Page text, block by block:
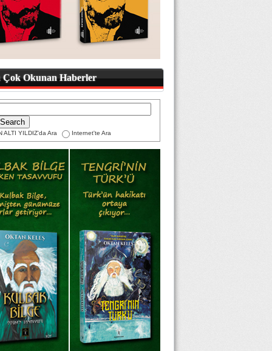
Çok Okunan Haberler
ALTI YILDIZ'da Ara Internet'te Ara